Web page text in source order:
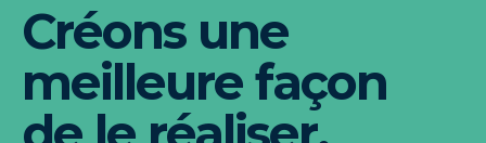
Créons une
meilleure façon